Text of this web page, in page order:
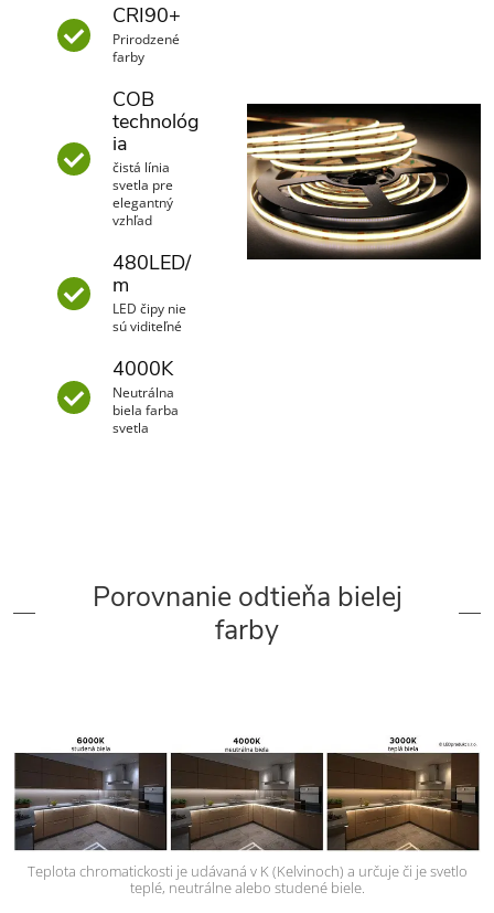
CRI90+
Prirodzené
farby
COB
technológ
ia
čistá línia
svetla pre
elegantný
vzhľad
480LED/
m
LED čipy nie
sú viditeľné
4000K
Neutrálna
biela farba
svetla
Porovnanie odtieňa bielej
farby
Teplota chromatickosti je udávaná v K (Kelvinoch) a určuje či je svetlo
teplé, neutrálne alebo studené biele.